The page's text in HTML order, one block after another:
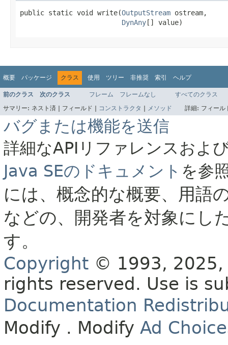
public static void write(OutputStream ostream,
DynAny[] value)
概要 パッケージ クラス 使用 ツリー 非推奨 索引 ヘルプ
前のクラス 次のクラス フレーム フレームなし
すべてのクラス
サマリー: ネスト済 | フィールド | コンストラクタ メソッド 詳細: フィー
バグまたは機能を送信
詳細なAPIリファレンスおよ
Java SEのドキュメント を参
には、概念的な概要、用語
などの、開発者を対象にし
す。
Copyright © 1993,
rights reserved. Use is
Documentation
Modify . Modify Ad